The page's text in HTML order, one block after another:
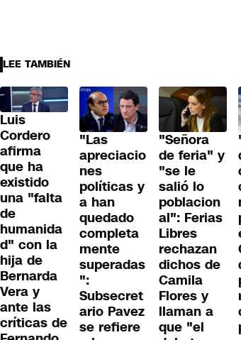
LEE TAMBIÉN
Luis
Cordero
afirma
que ha
existido
una "falta
de
humanida
d" con la
hija de
Bernarda
Vera y
ante las
críticas de
"Las
apreciacio
nes
políticas y
a han
quedado
completa
mente
superadas
":
Subsecret
ario Pavez
se refiere
"Señora
de feria" y
"se le
salió lo
poblacion
al": Ferias
Libres
rechazan
dichos de
Camila
Flores y
llaman a
que "el